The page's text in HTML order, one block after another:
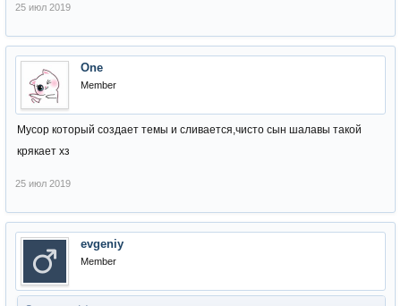
25 июл 2019
One
Member
Мусор который создает темы и сливается,чисто сын шалавы такой
крякает хз
25 июл 2019
evgeniy
Member